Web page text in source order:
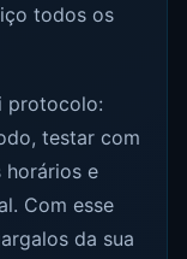
todos os
protocolo:
testar com
horários e
Com esse
da sua